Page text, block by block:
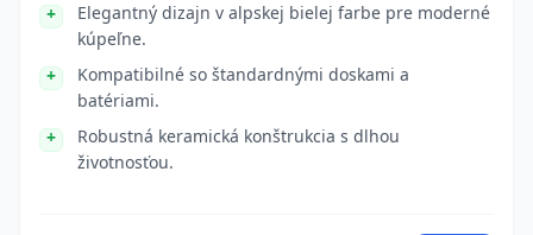
Elegantný dizajn v alpskej bielej farbe pre moderné
kúpeľne.
Kompatibilné so štandardnými doskami a
batériami.
Robustná keramická konštrukcia s dlhou
životnosťou.